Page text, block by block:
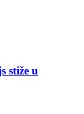
stiže u